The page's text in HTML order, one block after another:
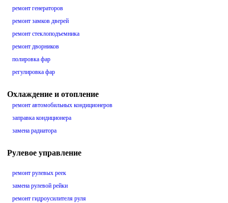
ремонт генераторов
ремонт замков дверей
ремонт стеклоподъемника
ремонт дворников
полировка фар
регулировка фар
Охлаждение и отопление
ремонт автомобильных кондиционеров
заправка кондиционера
замена радиатора
Рулевое управление
ремонт рулевых реек
замена рулевой рейки
ремонт гидроусилителя руля